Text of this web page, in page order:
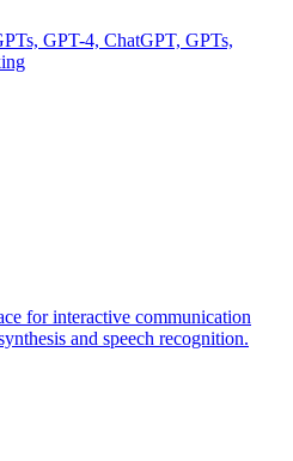
GPT-4, ChatGPT, GPTs,
for interactive communication
and speech recognition.